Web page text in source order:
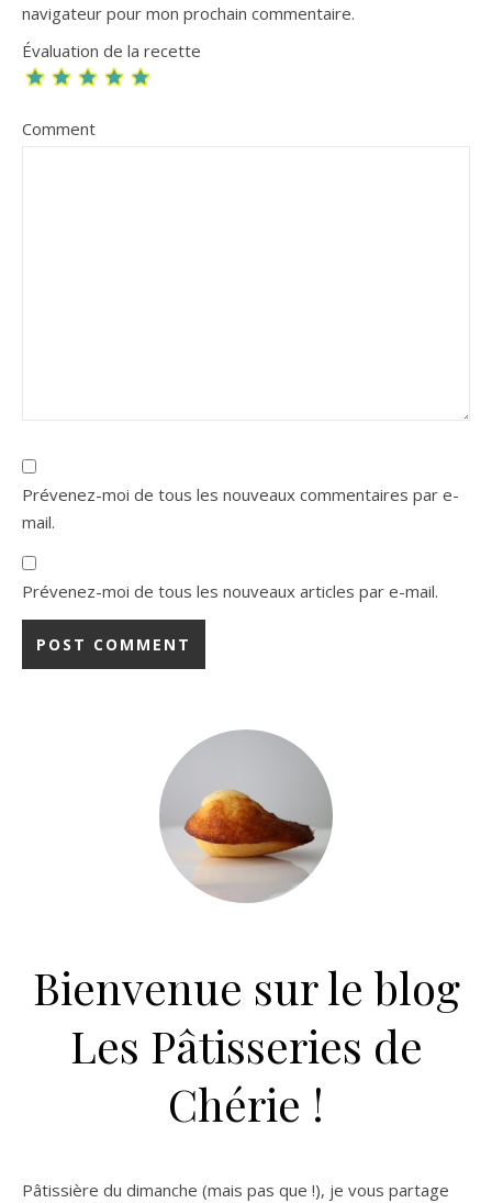
navigateur pour mon prochain commentaire.
Évaluation de la recette
Comment
Prévenez-moi de tous les nouveaux commentaires par e-
mail.
Prévenez-moi de tous les nouveaux articles par e-mail.
Bienvenue sur le blog
Les Pâtisseries de
Chérie !
Pâtissière du dimanche (mais pas que !), je vous partage